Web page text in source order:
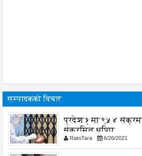
सम्पादकको विचार
प्रदेश १ मा ९५४
संक्रमित थपिए
RatoTara 6/26/2021